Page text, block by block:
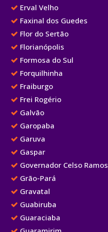
Erval Velho
Faxinal dos Guedes
Flor do Sertão
Florianópolis
Formosa do Sul
Forquilhinha
Fraiburgo
Frei Rogério
Galvão
Garopaba
Garuva
Gaspar
Governador Celso Ramos
Grão-Pará
Gravatal
Guabiruba
Guaraciaba